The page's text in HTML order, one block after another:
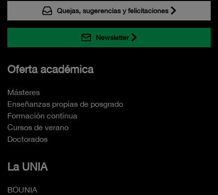
Quejas, sugerencias y felicitaciones
Newsletter
Oferta académica
Másteres
Enseñanzas propias de posgrado
Formación continua
Cursos de verano
Doctorados
La UNIA
BOUNIA